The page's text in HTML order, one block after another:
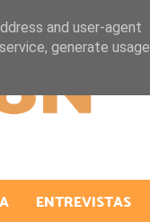
ENTREVISTAS
and user-agent
generate usage